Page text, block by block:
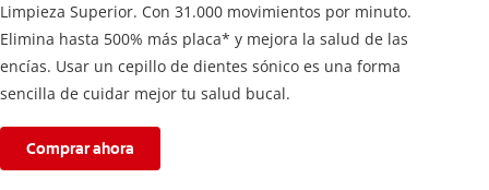
Limpieza Superior. Con 31.000 movimientos por minuto.
Elimina hasta 500% más placa* y mejora la salud de las
encías. Usar un cepillo de dientes sónico es una forma
sencilla de cuidar mejor tu salud bucal.
Comprar ahora